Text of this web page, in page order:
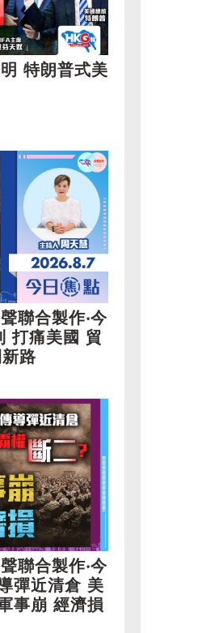
特朗普式美
聯合製作‧今
打痛美國 貿
路
聯合製作‧今
彈近清倉 美
事崩 經濟損